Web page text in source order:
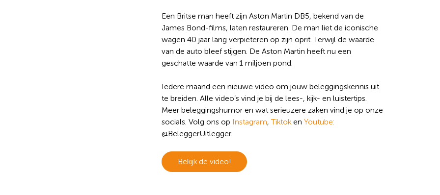
Een Britse man heeft zijn Aston Martin DB5, bekend van de
James Bond-films, laten restaureren. De man liet de iconische
wagen 40 jaar lang verpieteren op zijn oprit. Terwijl de waarde
van de auto bleef stijgen. De Aston Martin heeft nu een
geschatte waarde van 1 miljoen pond.
Iedere maand een nieuwe video om jouw beleggingskennis uit
te breiden. Alle video’s vind je bij de lees-, kijk- en luistertips.
Meer beleggingshumor en wat serieuzere zaken vind je op onze
socials. Volg ons op Instagram,Tiktok en Youtube:
@BeleggerUitlegger.
Bekijk de video!
Wat wil je opzoeken?